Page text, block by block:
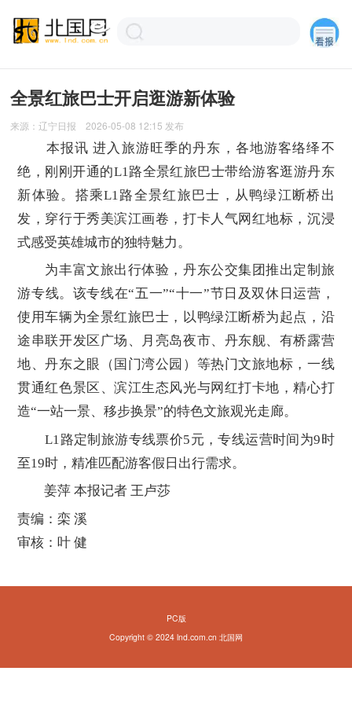
全景红旅巴士开启逛游新体验
来源：辽宁日报 2026-05-08 12:15 发布
本报讯 进入旅游旺季的丹东，各地游客络绎不
绝，刚刚开通的L1路全景红旅巴士带给游客逛游丹东
新体验。搭乘L1路全景红旅巴士，从鸭绿江断桥出
发，穿行于秀美滨江画卷，打卡人气网红地标，沉浸
式感受英雄城市的独特魅力。
为丰富文旅出行体验，丹东公交集团推出定制旅
游专线。该专线在“五一”“十一”节日及双休日运营，
使用车辆为全景红旅巴士，以鸭绿江断桥为起点，沿
途串联开发区广场、月亮岛夜市、丹东舰、有桥露营
地、丹东之眼（国门湾公园）等热门文旅地标，一线
贯通红色景区、滨江生态风光与网红打卡地，精心打
造“一站一景、移步换景”的特色文旅观光走廊。
L1路定制旅游专线票价5元，专线运营时间为9时
至19时，精准匹配游客假日出行需求。
姜萍 本报记者 王卢莎
责编：栾 溪
审核：叶 健
PC版
Copyright © 2024 lnd.com.cn 北国网